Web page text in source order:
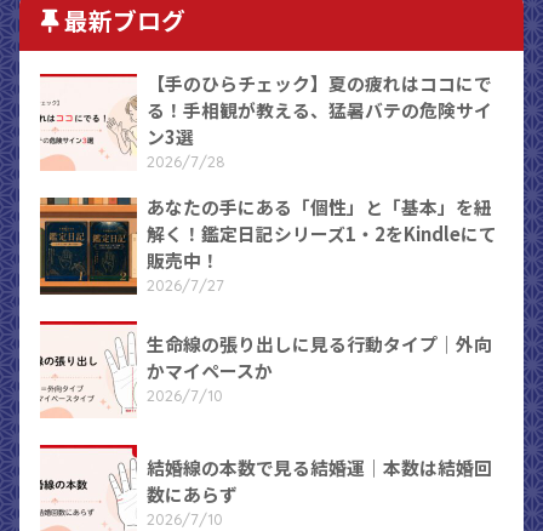
最新ブログ
【手のひらチェック】夏の疲れはココにで
る！手相観が教える、猛暑バテの危険サイ
ン3選
2026/7/28
あなたの手にある「個性」と「基本」を紐
解く！鑑定日記シリーズ1・2をKindleにて
販売中！
2026/7/27
生命線の張り出しに見る行動タイプ｜外向
かマイペースか
2026/7/10
結婚線の本数で見る結婚運｜本数は結婚回
数にあらず
2026/7/10